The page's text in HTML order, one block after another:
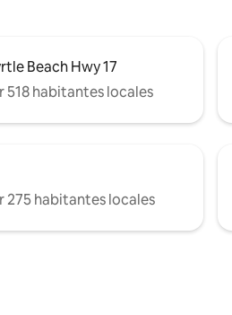
Beach Hwy 17
518 habitantes locales
275 habitantes locales